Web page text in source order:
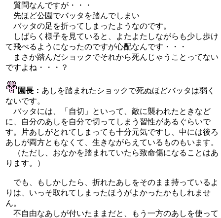
質問なんですが・・・
先ほど公園でバッタを踏んでしまい
バッタの足を折ってしまったようなのです。
しばらく様子を見ていると、よたよたしながらも少し歩け
て飛べるようになったのですが心配なんです・・・
まさか踏んだショックでそれから死んじゃうことってない
ですよね・・・？
園長： あしを踏まれたショックで死ぬほどバッタは弱く
ないです。
バッタには、「自切」といって、敵に襲われたときなど
に、自分のあしを自分で切ってしまう習性があるぐらいで
す。片あしがとれてしまっても十分元気ですし、中には後ろ
あしが両方ともなくて、生きながらえているものもいます。
（ただし、おなかを踏まれていたら致命傷になることはあ
ります。）
でも、もしかしたら、折れたあしをそのまま持っているよ
りは、いっそ取れてしまったほうがよかったかもしれませ
ん。
不自由なあしが付いたままだと、もう一方のあしを使って